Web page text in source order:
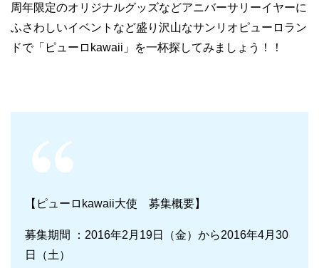
周年限定のオリジナルグッズなどアニバーサリーイヤーに
ふさわしいイベントなど盛り沢山なサンリオピューロラン
ドで「ピューロkawaii」を一杯探してみましょう！！
【ピューロkawaii大使 募集概要】
募集期間 ：2016年2月19日（金）から2016年4月30
日（土）